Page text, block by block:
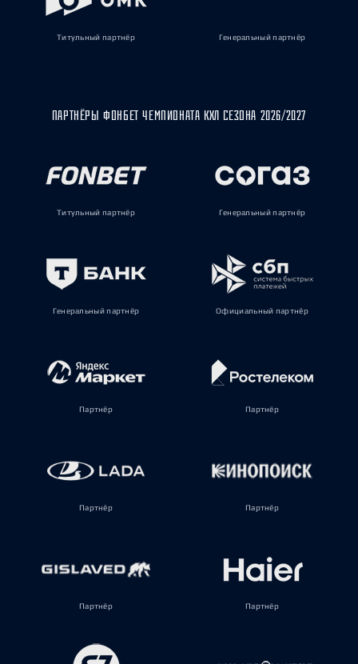
Титульный партнёр Генеральный партнёр
ПАРТНЁРЫ ФОНБЕТ ЧЕМПИОНАТА КХЛ СЕЗОНА 2026/2027
Титульный партнёр Генеральный партнёр
Генеральный партнёр Официальный партнёр
Партнёр Партнёр
Партнёр Партнёр
Партнёр Партнёр